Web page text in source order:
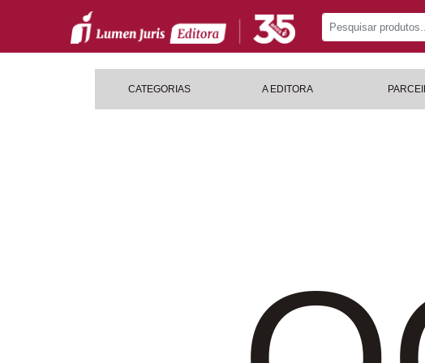
CATEGORIAS A EDITORA